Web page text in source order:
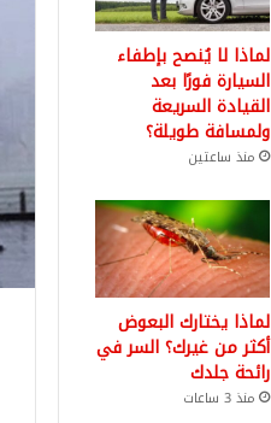
لماذا لا يُنصح بإطفاء
السيارة فورًا بعد
القيادة السريعة
ولمسافة طويلة؟
منذ ساعتين
لماذا يختارك البعوض
أكثر من غيرك؟ السر في
رائحة جلدك
منذ 3 ساعات